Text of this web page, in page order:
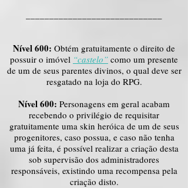
Nível 600: Obtém gratuitamente o direito de
possuir o imóvel “castelo” como um presente
de um de seus parentes divinos, o qual deve ser
resgatado na loja do RPG.
Nível 600: Personagens em geral acabam
recebendo o privilégio de requisitar
gratuitamente uma skin heróica de um de seus
progenitores, caso possua, e caso não tenha
uma já feita, é possível realizar a criação desta
sob supervisão dos administradores
responsáveis, existindo uma recompensa pela
criação disto.